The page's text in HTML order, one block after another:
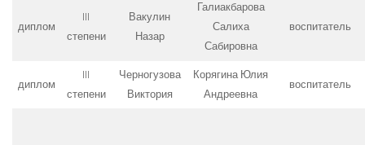
диплом
III
степени
Вакулин
Назар
Галиакбарова
Салиха
Сабировна
воспитатель
диплом
III
степени
Черногузова
Виктория
Корягина Юлия
Андреевна
воспитатель